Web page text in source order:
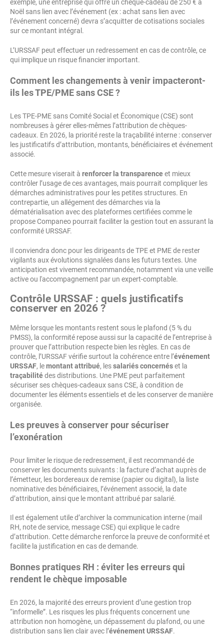
exemple, une entreprise qui offre un chèque-cadeau de 250 € à
Noël sans lien avec l’événement (ex : achat sans lien avec
l’événement concerné) devra s’acquitter de cotisations sociales
sur ce montant intégral.
L’URSSAF peut effectuer un redressement en cas de contrôle, ce
qui implique un risque financier important.
Comment les changements à venir impacteront-
ils les TPE/PME sans CSE ?
Les TPE-PME sans Comité Social et Économique (CSE) sont
nombreuses à gérer elles-mêmes l’attribution de chèques-
cadeaux. En 2026, la priorité reste la traçabilité interne : conserver
les justificatifs d’attribution, montants, bénéficiaires et événement
associé.
Cette mesure viserait à renforcer la transparenceet mieux
contrôler l’usage de ces avantages, mais pourrait compliquer les
démarches administratives pour les petites structures. En
contrepartie, un allégement des démarches via la
dématérialisation avec des plateformes certifiées comme le
propose Companeo pourrait faciliter la gestion tout en assurant la
conformité URSSAF.
Il conviendra donc pour les dirigeants de TPE et PME de rester
vigilants aux évolutions signalées dans les futurs textes. Une
anticipation est vivement recommandée, notamment via une veille
active ou l'accompagnement par un expert-comptable.
Contrôle URSSAF : quels justificatifs
conserver en 2026 ?
Même lorsque les montants restent sous le plafond (5 % du
PMSS), la conformité repose aussi sur la capacité de l’entreprise à
prouver que l’attribution respecte bien les règles. En cas de
contrôle, l’URSSAF vérifie surtout la cohérence entre l’événement
URSSAF, lemontant attribué, lessalariés concernéset la
traçabilitédes distributions. Une PME peut parfaitement
sécuriser ses chèques-cadeaux sans CSE, à condition de
documenter les éléments essentiels et de les conserver de manière
organisée.
Les preuves à conserver pour sécuriser
l’exonération
Pour limiter le risque de redressement, il est recommandé de
conserver les documents suivants : la facture d’achat auprès de
l’émetteur, les bordereaux de remise (papier ou digital), la liste
nominative des bénéficiaires, l’événement associé, la date
d’attribution, ainsi que le montant attribué par salarié.
Il est également utile d’archiver la communication interne (mail
RH, note de service, message CSE) qui explique le cadre
d’attribution. Cette démarche renforce la preuve de conformité et
facilite la justification en cas de demande.
Bonnes pratiques RH : éviter les erreurs qui
rendent le chèque imposable
En 2026, la majorité des erreurs provient d’une gestion trop
“informelle”. Les risques les plus fréquents concernent une
attribution non homogène, un dépassement du plafond, ou une
distribution sans lien clair avec l’événement URSSAF.